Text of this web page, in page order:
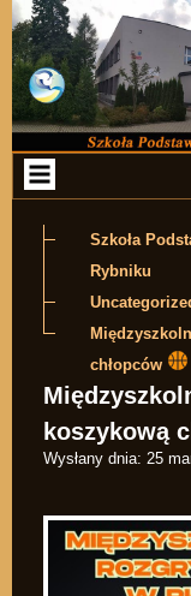
Szkoła
Rybniku
chłopców
koszykową
Wysłany dnia: 25